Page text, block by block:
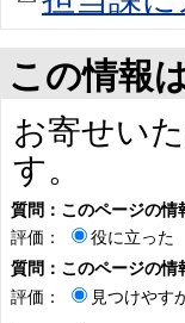
この情報
お寄せい
す。
質問：このページの情
評価：
役に立った
質問：このページの情
評価：
見つけやす